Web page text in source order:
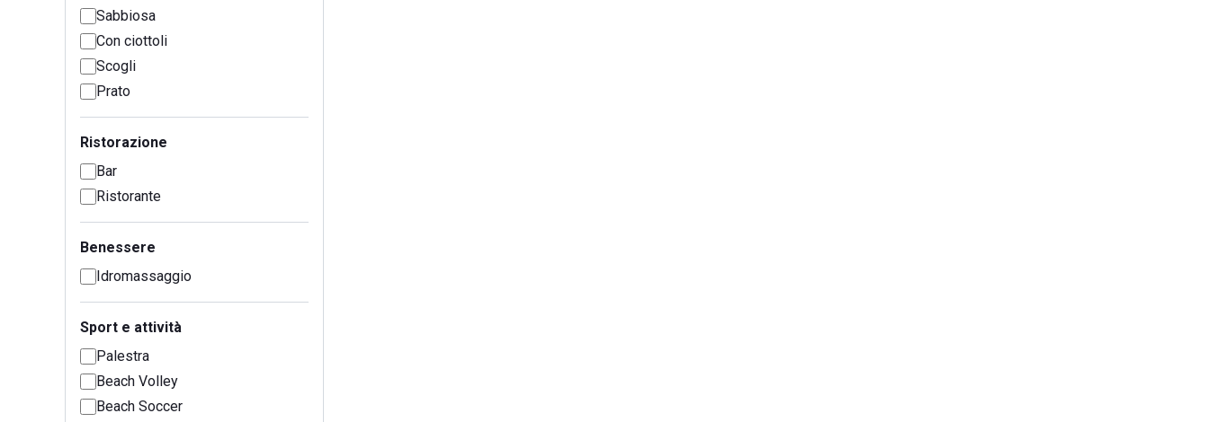
Sabbiosa
Con ciottoli
Scogli
Prato
Ristorazione
Bar
Ristorante
Benessere
Idromassaggio
Sport e attività
Palestra
Beach Volley
Beach Soccer